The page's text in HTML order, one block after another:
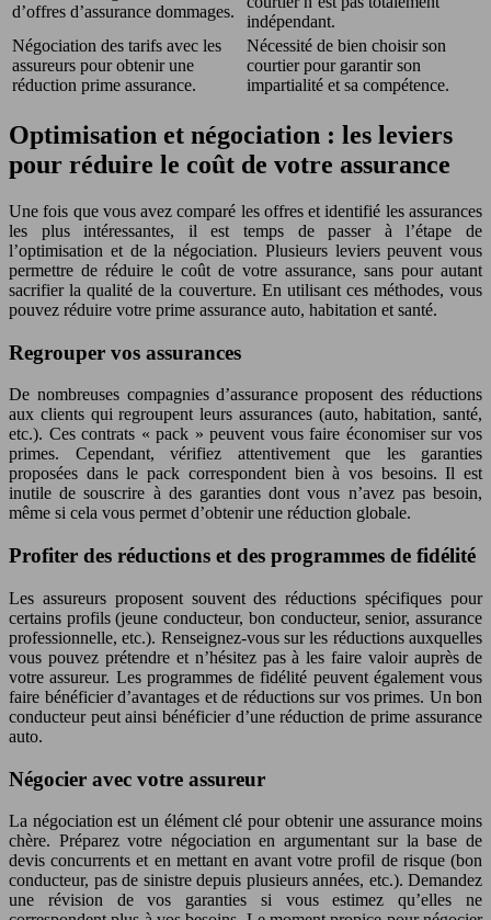
d’offres d’assurance dommages.
indépendant.
Négociation des tarifs avec les
assureurs pour obtenir une
réduction prime assurance.
Nécessité de bien choisir son
courtier pour garantir son
impartialité et sa compétence.
Optimisation et négociation : les leviers
pour réduire le coût de votre assurance
Une fois que vous avez comparé les offres et identifié les assurances
les plus intéressantes, il est temps de passer à l’étape de
l’optimisation et de la négociation. Plusieurs leviers peuvent vous
permettre de réduire le coût de votre assurance, sans pour autant
sacrifier la qualité de la couverture. En utilisant ces méthodes, vous
pouvez réduire votre prime assurance auto, habitation et santé.
Regrouper vos assurances
De nombreuses compagnies d’assurance proposent des réductions
aux clients qui regroupent leurs assurances (auto, habitation, santé,
etc.). Ces contrats « pack » peuvent vous faire économiser sur vos
primes. Cependant, vérifiez attentivement que les garanties
proposées dans le pack correspondent bien à vos besoins. Il est
inutile de souscrire à des garanties dont vous n’avez pas besoin,
même si cela vous permet d’obtenir une réduction globale.
Profiter des réductions et des programmes de fidélité
Les assureurs proposent souvent des réductions spécifiques pour
certains profils (jeune conducteur, bon conducteur, senior, assurance
professionnelle, etc.). Renseignez-vous sur les réductions auxquelles
vous pouvez prétendre et n’hésitez pas à les faire valoir auprès de
votre assureur. Les programmes de fidélité peuvent également vous
faire bénéficier d’avantages et de réductions sur vos primes. Un bon
conducteur peut ainsi bénéficier d’une réduction de prime assurance
auto.
Négocier avec votre assureur
La négociation est un élément clé pour obtenir une assurance moins
chère. Préparez votre négociation en argumentant sur la base de
devis concurrents et en mettant en avant votre profil de risque (bon
conducteur, pas de sinistre depuis plusieurs années, etc.). Demandez
une révision de vos garanties si vous estimez qu’elles ne